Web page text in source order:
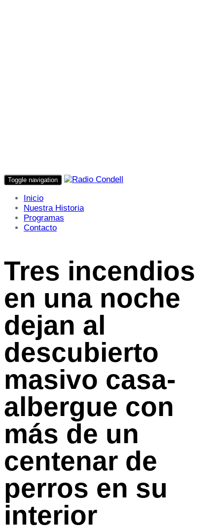
Toggle navigation
Inicio
Nuestra Historia
Programas
Contacto
Tres incendios
en una noche
dejan al
descubierto
masivo casa-
albergue con
más de un
centenar de
perros en su
interior